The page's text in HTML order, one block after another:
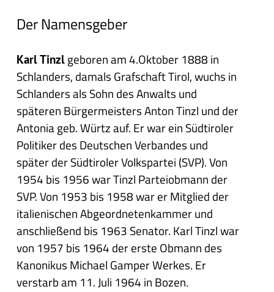
Der Namensgeber
Karl Tinzlgeboren am 4.Oktober 1888 in
Schlanders, damals Grafschaft Tirol, wuchs in
Schlanders als Sohn des Anwalts und
späteren Bürgermeisters Anton Tinzl und der
Antonia geb. Würtz auf. Er war ein Südtiroler
Politiker des Deutschen Verbandes und
später der Südtiroler Volkspartei (SVP). Von
1954 bis 1956 war Tinzl Parteiobmann der
SVP. Von 1953 bis 1958 war er Mitglied der
italienischen Abgeordnetenkammer und
anschließend bis 1963 Senator. Karl Tinzl war
von 1957 bis 1964 der erste Obmann des
Kanonikus Michael Gamper Werkes. Er
verstarb am 11. Juli 1964 in Bozen.